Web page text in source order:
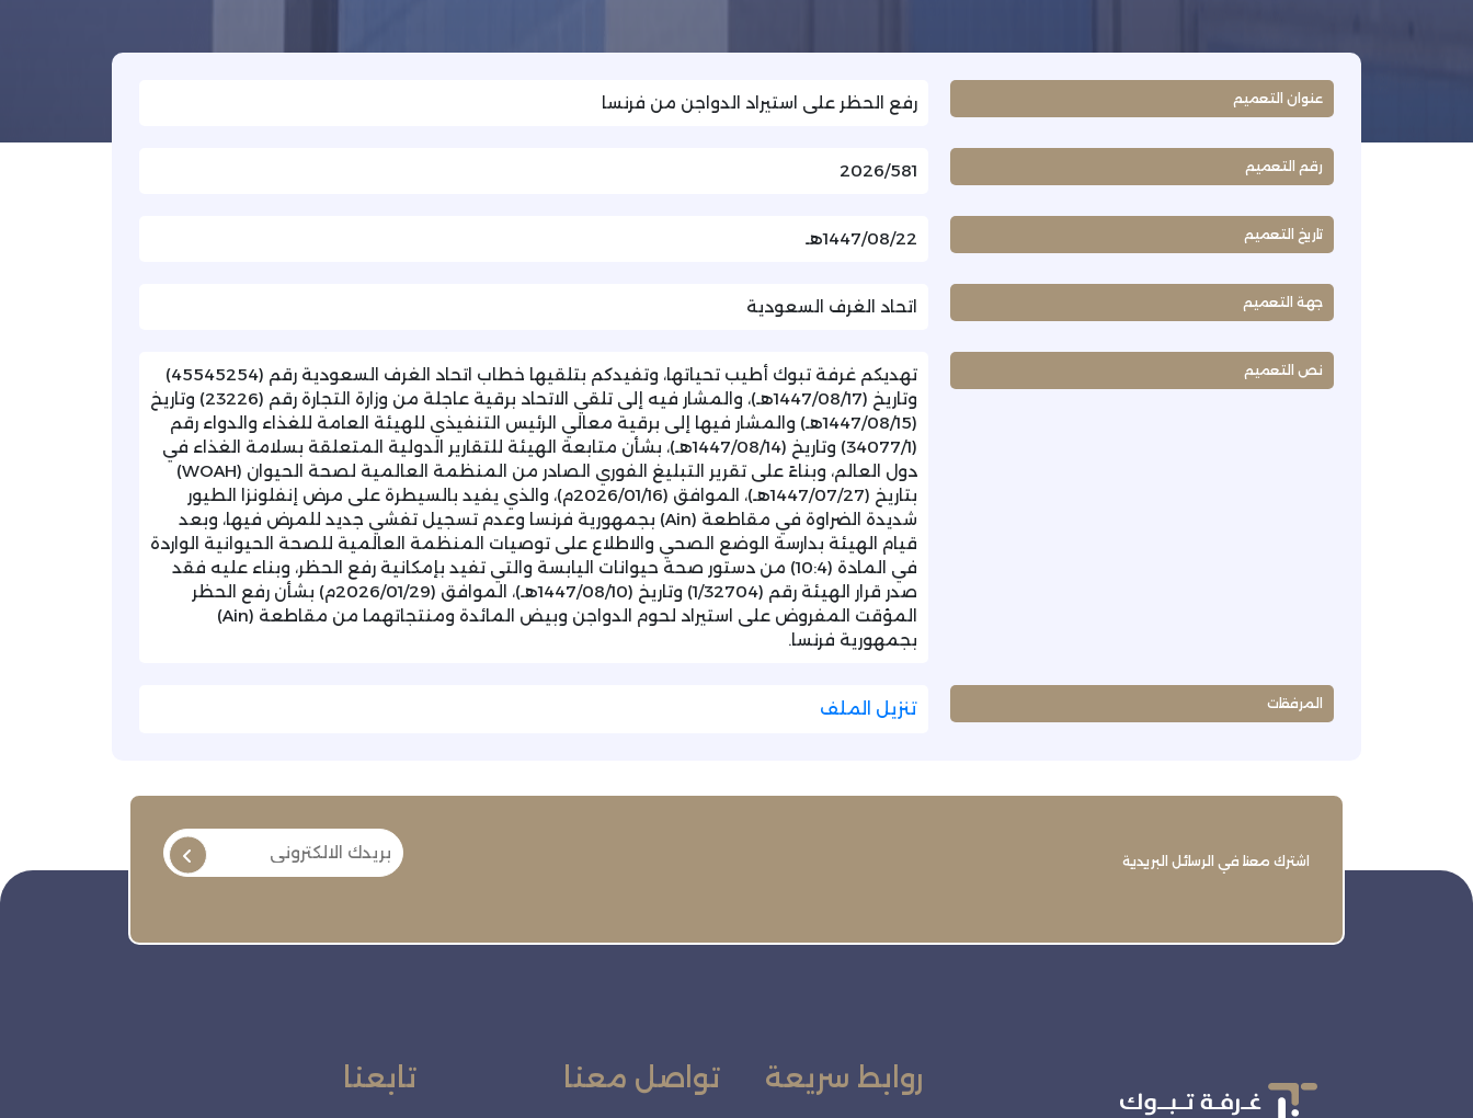
عنوان التعميم رفع الحظر على استيراد الدواجن من فرنسا
رقم التعميم 2026/581
تاريخ التعميم 1447/08/22هـ
جهة التعميم اتحاد الغرف السعودية
نص التعميم
تهديكم غرفة تبوك أطيب تحياتها، وتفيدكم بتلقيها خطاب اتحاد الغرف السعودية رقم (45545254)
وتاريخ (1447/08/17هـ)، والمشار فيه إلى تلقي الاتحاد برقية عاجلة من وزارة التجارة رقم (23226) وتاريخ
(1447/08/15هـ) والمشار فيها إلى برقية معالي الرئيس التنفيذي للهيئة العامة للغذاء والدواء رقم
(34077/1) وتاريخ (1447/08/14هـ)، بشأن متابعة الهيئة للتقارير الدولية المتعلقة بسلامة الغذاء في
دول العالم، وبناءً على تقرير التبليغ الفوري الصادر من المنظمة العالمية لصحة الحيوان (WOAH)
بتاريخ (1447/07/27هـ)، الموافق (2026/01/16م)، والذي يفيد بالسيطرة على مرض إنفلونزا الطيور
شديدة الضراوة في مقاطعة (Ain) بجمهورية فرنسا وعدم تسجيل تفشي جديد للمرض فيها، وبعد
قيام الهيئة بدارسة الوضع الصحي والاطلاع على توصيات المنظمة العالمية للصحة الحيوانية الواردة
في المادة (10:4) من دستور صحة حيوانات اليابسة والتي تفيد بإمكانية رفع الحظر، وبناء عليه فقد
صدر قرار الهيئة رقم (1/32704) وتاريخ (1447/08/10هـ)، الموافق (2026/01/29م) بشأن رفع الحظر
المؤقت المفروض على استيراد لحوم الدواجن وبيض المائدة ومنتجاتهما من مقاطعة (Ain)
بجمهورية فرنسا.
المرفقات تنزيل الملف
اشترك معنا في الرسائل البريدية
روابط سريعة تواصل معنا تابعنا